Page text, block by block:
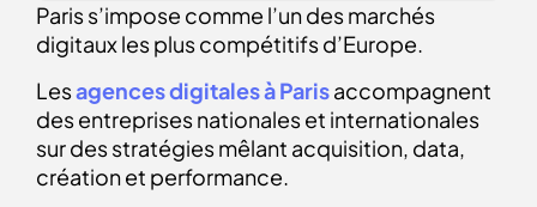
Paris s’impose comme l’un des marchés
digitaux les plus compétitifs d’Europe.
Lesagences digitales à Parisaccompagnent
des entreprises nationales et internationales
sur des stratégies mêlant acquisition, data,
création et performance.